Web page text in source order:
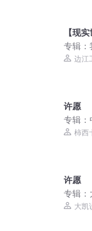
【现
专辑：
封|壶
边江
许愿
专辑：
柿西
许愿
专辑：
故事 |
大凯